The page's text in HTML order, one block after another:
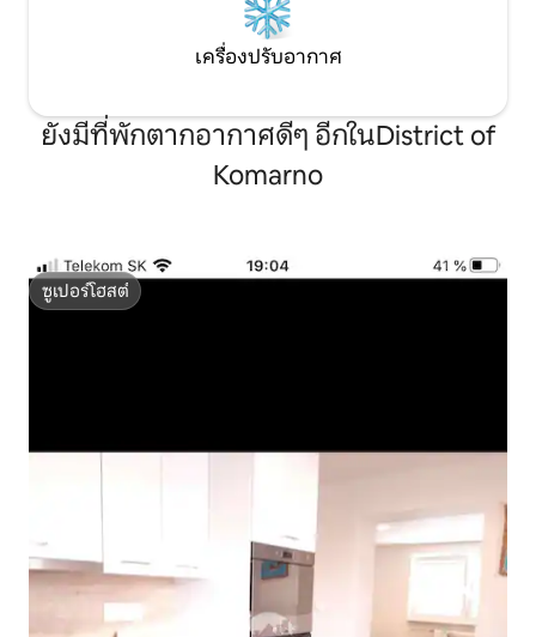
เครื่องปรับอากาศ
ยังมีที่พักตากอากาศดีๆ อีกในDistrict of
Komarno
ซูเปอร์โฮสต์
ซูเปอร์โฮสต์